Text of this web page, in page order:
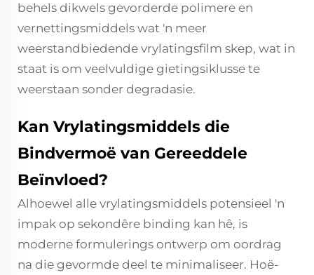
behels dikwels gevorderde polimere en
vernettingsmiddels wat 'n meer
weerstandbiedende vrylatingsfilm skep, wat in
staat is om veelvuldige gietingsiklusse te
weerstaan sonder degradasie.
Kan Vrylatingsmiddels die
Bindvermoë van Gereeddele
Beïnvloed?
Alhoewel alle vrylatingsmiddels potensieel 'n
impak op sekondêre binding kan hê, is
moderne formulerings ontwerp om oordrag
na die gevormde deel te minimaliseer. Hoë-